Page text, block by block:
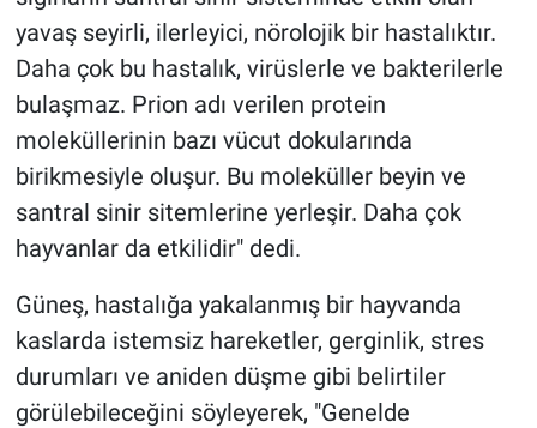
yavaş seyirli, ilerleyici, nörolojik bir hastalıktır.
Daha çok bu hastalık, virüslerle ve bakterilerle
bulaşmaz. Prion adı verilen protein
moleküllerinin bazı vücut dokularında
birikmesiyle oluşur. Bu moleküller beyin ve
santral sinir sitemlerine yerleşir. Daha çok
hayvanlar da etkilidir" dedi.
Güneş, hastalığa yakalanmış bir hayvanda
kaslarda istemsiz hareketler, gerginlik, stres
durumları ve aniden düşme gibi belirtiler
görülebileceğini söyleyerek, "Genelde